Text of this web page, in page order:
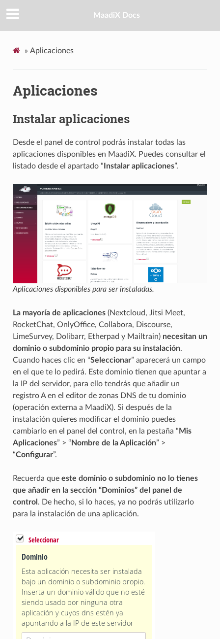
MaadiX Docs
» Aplicaciones
Aplicaciones
Instalar aplicaciones
Desde el panel de control podrás instalar todas las
aplicaciones disponibles en MaadiX. Puedes consultar el
listado desde el apartado “ Instalar aplicaciones”.
Aplicaciones disponibles para ser instaladas.
La mayoría de aplicaciones(Nextcloud, Jitsi Meet,
RocketChat, OnlyOffice, Collabora, Discourse,
LimeSurvey, Dolibarr, Etherpad y Mailtrain) necesitan un
dominio o subdominio propio para su instalación.
Cuando haces clic en “Seleccionar” aparecerá un campo
en el que te lo pedirá. Este dominio tienen que apuntar a
la IP del servidor, para ello tendrás que añadir un
registro A en el editor de zonas DNS de tu dominio
(operación externa a MaadiX). Si después de la
instalación quieres modificar el dominio puedes
cambiarlo en el panel del control, en la pestaña “ Mis
Aplicaciones” > “ Nombre de la Aplicación” >
“Configurar”.
Recuerda que este dominio o subdominio no lo tienes
que añadir en la sección “Dominios” del panel de
control . De hecho, si lo haces, ya no podrás utilizarlo
para la instalación de una aplicación.